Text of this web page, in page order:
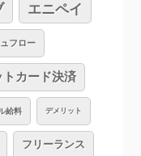
エニペイ
フロー
トカード決済
給料 デメリット
フリーランス